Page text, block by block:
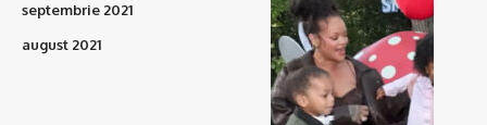
septembrie 2021
august 2021